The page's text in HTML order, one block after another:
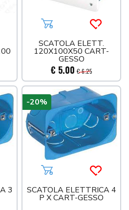
più tardiAggiungi al carrello
SCATOLA ELETT.
120X100X50 CART-
GESSO
€ 5.00 € 6.25
più tardi
3
Aggiungi al carrello
SCATOLA ELETTRICA 4
P X CART-GESSO
-20%